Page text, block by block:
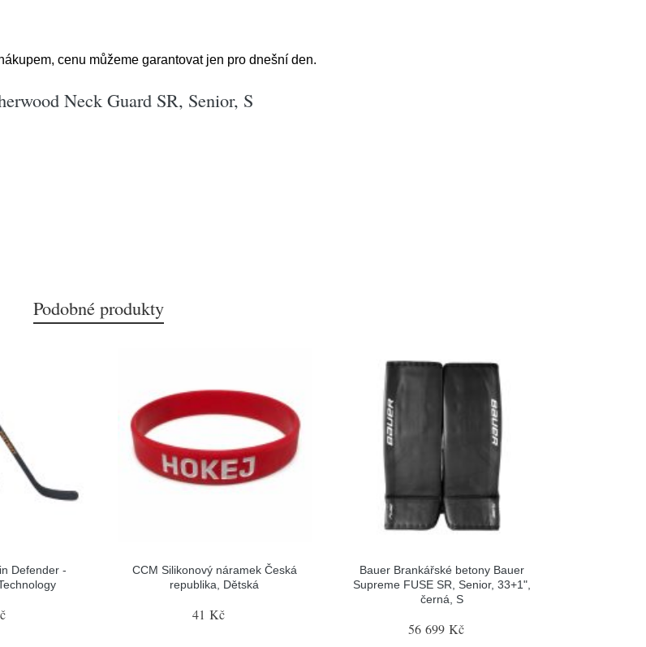
cenu můžeme garantovat jen pro dnešní den.
Neck Guard SR, Senior, S
Podobné produkty
Defender -
CCM Silikonový náramek Česká
republika, Dětská
41 Kč
Bauer Brankářské betony Bauer
Supreme FUSE SR, Senior, 33+1",
černá, S
56 699 Kč